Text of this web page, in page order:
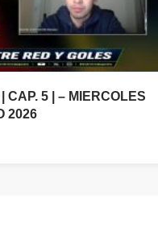
CAP. 5 | – MIERCOLES
2026